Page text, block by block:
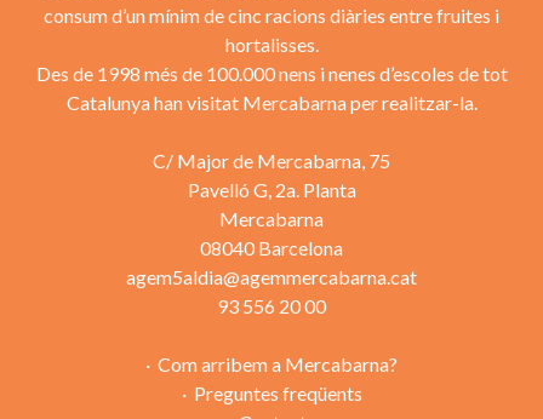
consum d’un mínim de cinc racions diàries entre fruites i
hortalisses.
Des de 1998 més de 100.000 nens i nenes d’escoles de tot
Catalunya han visitat Mercabarna per realitzar-la.
C/ Major de Mercabarna, 75
Pavelló G, 2a. Planta
Mercabarna
08040 Barcelona
agem5aldia@agemmercabarna.cat
93 556 20 00
Com arribem a Mercabarna?
Preguntes freqüents